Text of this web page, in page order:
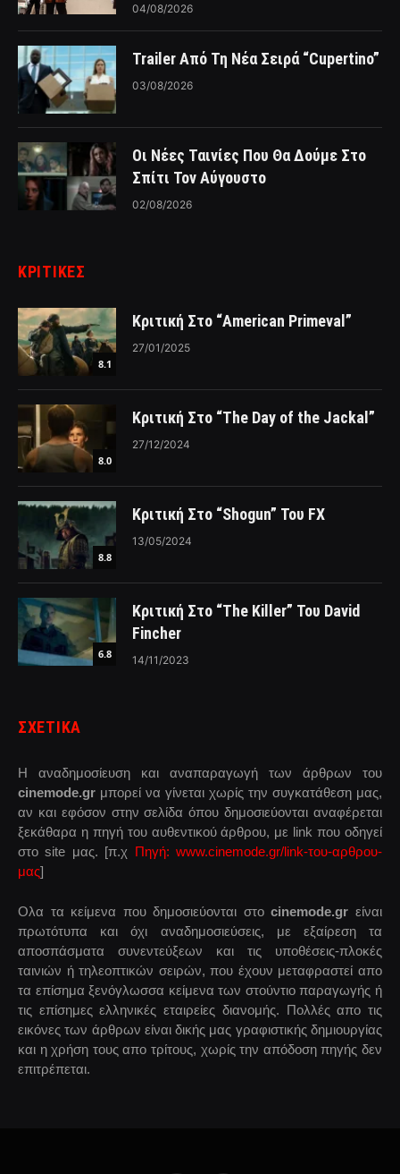
04/08/2026
Trailer Από Τη Νέα Σειρά “Cupertino”
03/08/2026
Οι Νέες Ταινίες Που Θα Δούμε Στο
Σπίτι Τον Αύγουστο
02/08/2026
ΚΡΙΤΙΚΈΣ
8.1
Κριτική Στο “American Primeval”
27/01/2025
8.0
Κριτική Στο “The Day of the Jackal”
27/12/2024
8.8
Κριτική Στο “Shogun” Του FX
13/05/2024
6.8
Κριτική Στο “The Killer” Του David
Fincher
14/11/2023
ΣΧΕΤΙΚΑ
Η αναδημοσίευση και αναπαραγωγή των άρθρων του
cinemode.gr μπορεί να γίνεται χωρίς την συγκατάθεση μας,
αν και εφόσον στην σελίδα όπου δημοσιεύονται αναφέρεται
ξεκάθαρα η πηγή του αυθεντικού άρθρου, με link που οδηγεί
στο site μας. [π.χ Πηγή: www.cinemode.gr/link-του-αρθρου-
μας]
Ολα τα κείμενα που δημοσιεύονται στοcinemode.gr είναι
πρωτότυπα και όχι αναδημοσιεύσεις, με εξαίρεση τα
αποσπάσματα συνεντεύξεων και τις υποθέσεις-πλοκές
ταινιών ή τηλεοπτικών σειρών, που έχουν μεταφραστεί απο
τα επίσημα ξενόγλωσσα κείμενα των στούντιο παραγωγής ή
τις επίσημες ελληνικές εταιρείες διανομής. Πολλές απο τις
εικόνες των άρθρων είναι δικής μας γραφιστικής δημιουργίας
και η χρήση τους απο τρίτους, χωρίς την απόδοση πηγής δεν
επιτρέπεται.